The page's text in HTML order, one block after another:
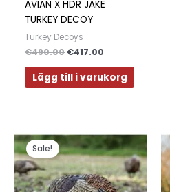
AVIAN X HDR JAKE
TURKEY DECOY
Turkey Decoys
€490.00 €417.00
Lägg till i varukorg
Sale!
Det
ursprungliga
priset
var:
€380.00.
Det
nuvarande
priset
är:
€349.00.